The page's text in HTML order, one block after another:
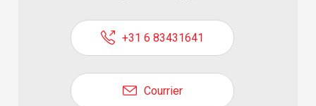
+31 6 83431641
Courrier